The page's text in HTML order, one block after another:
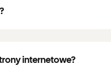
internetowe?